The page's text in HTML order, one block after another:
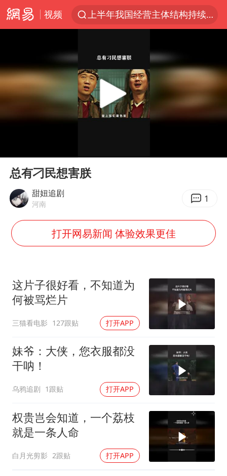
视频
上半年我国经营主体结构持续优化
白海豚预计将在浙江苍南到三门一带登陆
今日15时起福州地铁高架区段停运
2025年小学教师减少13.19万
上海大部迎大暴雨
《龙餐馆》 冲奖
以军士兵把枪口对准中国记者
笔试第一被劝弃考涉事副校长被撤职
白海豚5次眼壁置换
构建更高水平的全民健身公共服务体系
Play
总有刁民想害朕
甜妞追剧
河南 1
打开网易新闻 体验效果更佳
这片子很好看，不知道为
何被骂烂片
三猫看电影 127跟贴 打开APP
妹爷：大侠，您衣服都没
干呐！
乌鸦追剧 1跟贴 打开APP
权贵岂会知道，一个荔枝
就是一条人命
白月光剪影 2跟贴 打开APP